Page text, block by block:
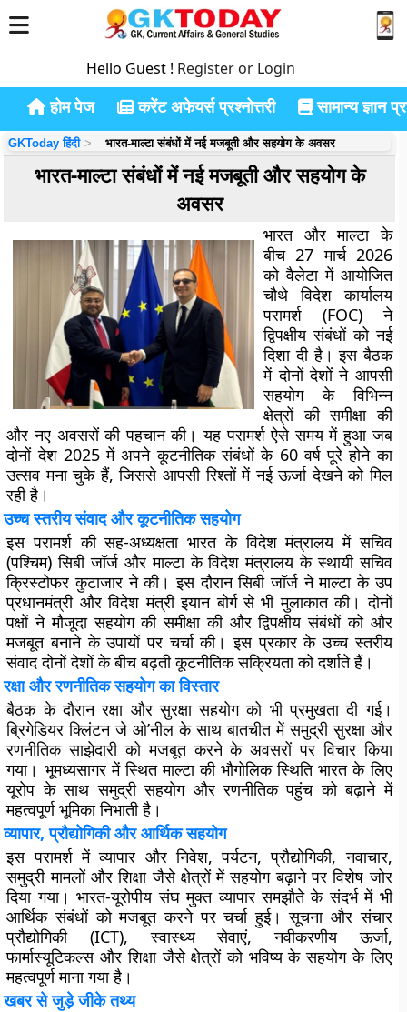
Hello Guest ! Register or Login
होम पेज करेंट अफेयर्स प्रश्नोत्तरी सामान्य ज्ञान
GKToday हिंदी भारत-माल्टा संबंधों में नई मजबूती और सहयोग के अवसर
भारत-माल्टा संबंधों में नई मजबूती और सहयोग के
अवसर
भारत और माल्टा के
बीच 27 मार्च 2026
को वैलेटा में आयोजित
चौथे विदेश कार्यालय
परामर्श (FOC) ने
द्विपक्षीय संबंधों को नई
दिशा दी है। इस बैठक
में दोनों देशों ने आपसी
सहयोग के विभिन्न
क्षेत्रों की समीक्षा की
और नए अवसरों की पहचान की। यह परामर्श ऐसे समय में हुआ जब
दोनों देश 2025 में अपने कूटनीतिक संबंधों के 60 वर्ष पूरे होने का
उत्सव मना चुके हैं, जिससे आपसी रिश्तों में नई ऊर्जा देखने को मिल
रही है।
उच्च स्तरीय संवाद और कूटनीतिक सहयोग
इस परामर्श की सह-अध्यक्षता भारत के विदेश मंत्रालय में सचिव
(पश्चिम) सिबी जॉर्ज और माल्टा के विदेश मंत्रालय के स्थायी सचिव
क्रिस्टोफर कुटाजार ने की। इस दौरान सिबी जॉर्ज ने माल्टा के उप
प्रधानमंत्री और विदेश मंत्री इयान बोर्ग से भी मुलाकात की। दोनों
पक्षों ने मौजूदा सहयोग की समीक्षा की और द्विपक्षीय संबंधों को और
मजबूत बनाने के उपायों पर चर्चा की। इस प्रकार के उच्च स्तरीय
संवाद दोनों देशों के बीच बढ़ती कूटनीतिक सक्रियता को दर्शाते हैं।
रक्षा और रणनीतिक सहयोग का विस्तार
बैठक के दौरान रक्षा और सुरक्षा सहयोग को भी प्रमुखता दी गई।
ब्रिगेडियर क्लिंटन जे ओ’नील के साथ बातचीत में समुद्री सुरक्षा और
रणनीतिक साझेदारी को मजबूत करने के अवसरों पर विचार किया
गया। भूमध्यसागर में स्थित माल्टा की भौगोलिक स्थिति भारत के लिए
यूरोप के साथ समुद्री सहयोग और रणनीतिक पहुंच को बढ़ाने में
महत्वपूर्ण भूमिका निभाती है।
व्यापार, प्रौद्योगिकी और आर्थिक सहयोग
इस परामर्श में व्यापार और निवेश, पर्यटन, प्रौद्योगिकी, नवाचार,
समुद्री मामलों और शिक्षा जैसे क्षेत्रों में सहयोग बढ़ाने पर विशेष जोर
दिया गया। भारत-यूरोपीय संघ मुक्त व्यापार समझौते के संदर्भ में भी
आर्थिक संबंधों को मजबूत करने पर चर्चा हुई। सूचना और संचार
प्रौद्योगिकी (ICT), स्वास्थ्य सेवाएं, नवीकरणीय ऊर्जा,
फार्मास्यूटिकल्स और शिक्षा जैसे क्षेत्रों को भविष्य के सहयोग के लिए
महत्वपूर्ण माना गया है।
खबर से जुड़े जीके तथ्य